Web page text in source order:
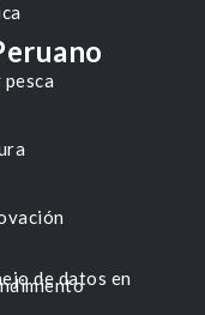
de datos en